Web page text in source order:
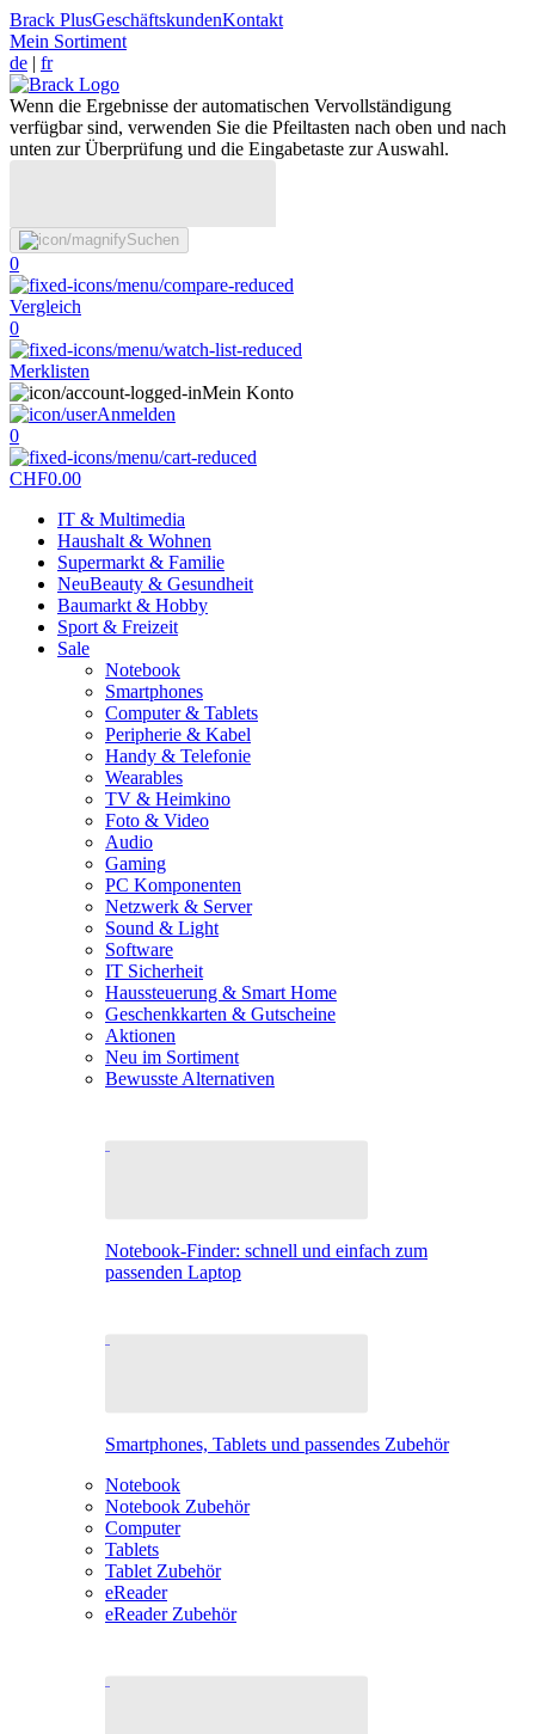
Brack PlusGeschäftskundenKontakt
Mein Sortiment
de | fr
Wenn die Ergebnisse der automatischen Vervollständigung
verfügbar sind, verwenden Sie die Pfeiltasten nach oben und nach
unten zur Überprüfung und die Eingabetaste zur Auswahl.
Suchen
0
Vergleich
0
Merklisten
Mein Konto
Anmelden
0
CHF0.00
IT & Multimedia
Haushalt & Wohnen
Supermarkt & Familie
NeuBeauty & Gesundheit
Baumarkt & Hobby
Sport & Freizeit
Sale
Notebook
Smartphones
Computer & Tablets
Peripherie & Kabel
Handy & Telefonie
Wearables
TV & Heimkino
Foto & Video
Audio
Gaming
PC Komponenten
Netzwerk & Server
Sound & Light
Software
IT Sicherheit
Haussteuerung & Smart Home
Geschenkkarten & Gutscheine
Aktionen
Neu im Sortiment
Bewusste Alternativen
Notebook-Finder: schnell und einfach zum
passenden Laptop
Smartphones, Tablets und passendes Zubehör
Notebook
Notebook Zubehör
Computer
Tablets
Tablet Zubehör
eReader
eReader Zubehör